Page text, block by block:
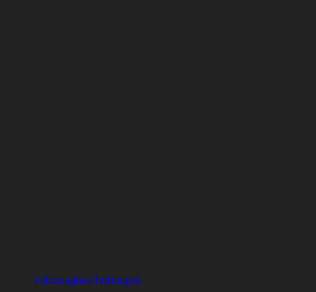
Fahrzeugbeschriftungen